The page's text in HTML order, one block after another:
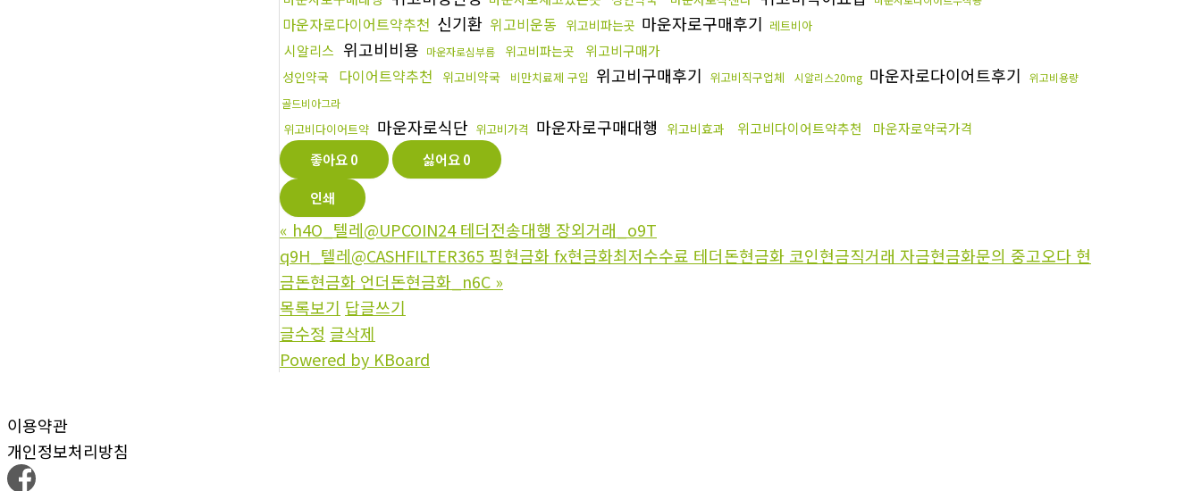
마운자로다이어트약추천 신기환 위고비운동 위고비파는곳 마운자로구매후기 레트비아
시알리스 위고비비용 마운자로심부름 위고비파는곳 위고비구매가
성인약국 다이어트약추천 위고비약국 비만치료제 구입 위고비구매후기 위고비직구업체 시알리스20mg 마운자로다이어트후기
위고비용량
골드비아그라
위고비다이어트약 마운자로식단 위고비가격 마운자로구매대행 위고비효과 위고비다이어트약추천
마운자로약국가격
좋아요0 싫어요0
인쇄
« h4O_텔레@UPCOIN24 테더전송대행 장외거래_o9T
q9H_텔레@CASHFILTER365 핑현금화 fx현금화최저수수료 테더돈현금화 코인현금직거래 자금현금화문의 중고오다 현
금돈현금화 언더돈현금화_n6C »
목록보기 답글쓰기
글수정 글삭제
Powered by KBoard
이용약관
개인정보처리방침